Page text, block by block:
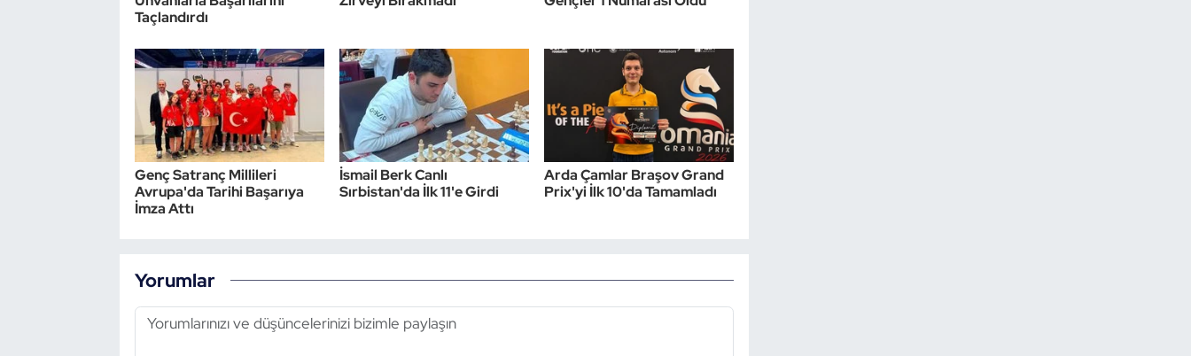
Taçlandırdı
Genç Satranç Millileri
Avrupa'da Tarihi Başarıya
İmza Attı
İsmail Berk Canlı
Sırbistan'da İlk 11'e Girdi
Arda Çamlar Braşov Grand
Prix'yi İlk 10'da Tamamladı
Yorumlar